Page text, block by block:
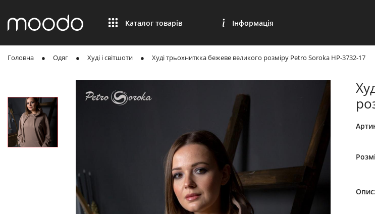
Каталог товарів Інформація
Головна Одяг Худі і світшоти Худі трьохниткка бежеве великого розміру Petro Soroka НР-3732-17
Опис: